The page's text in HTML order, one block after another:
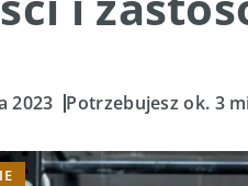
2023 Potrzebujesz ok. 3